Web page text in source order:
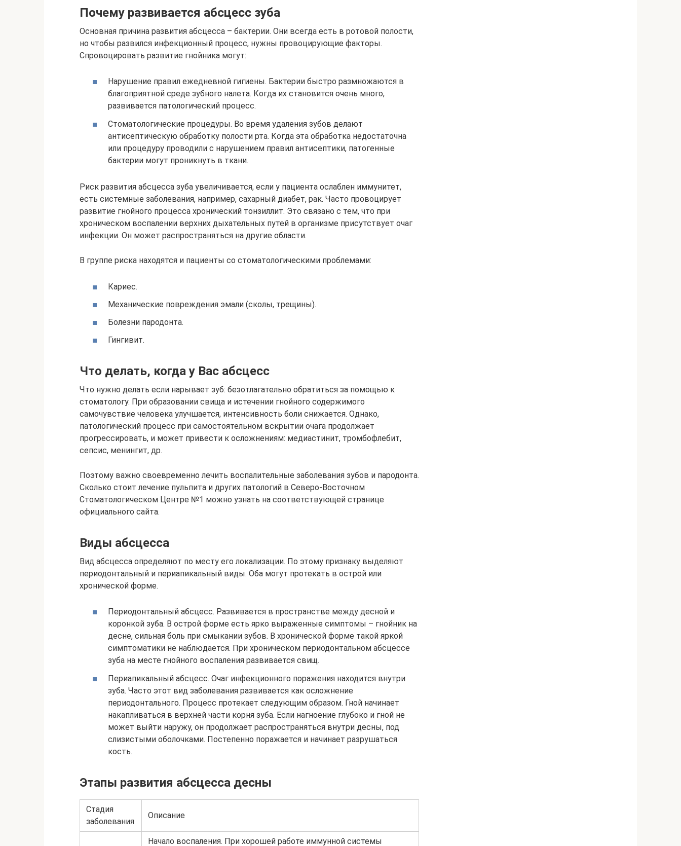
Почему развивается абсцесс зуба
Основная причина развития абсцесса – бактерии. Они всегда есть в ротовой полости,
но чтобы развился инфекционный процесс, нужны провоцирующие факторы.
Спровоцировать развитие гнойника могут:
Нарушение правил ежедневной гигиены. Бактерии быстро размножаются в
благоприятной среде зубного налета. Когда их становится очень много,
развивается патологический процесс.
Стоматологические процедуры. Во время удаления зубов делают
антисептическую обработку полости рта. Когда эта обработка недостаточна
или процедуру проводили с нарушением правил антисептики, патогенные
бактерии могут проникнуть в ткани.
Риск развития абсцесса зуба увеличивается, если у пациента ослаблен иммунитет,
есть системные заболевания, например, сахарный диабет, рак. Часто провоцирует
развитие гнойного процесса хронический тонзиллит. Это связано с тем, что при
хроническом воспалении верхних дыхательных путей в организме присутствует очаг
инфекции. Он может распространяться на другие области.
В группе риска находятся и пациенты со стоматологическими проблемами:
Кариес.
Механические повреждения эмали (сколы, трещины).
Болезни пародонта.
Гингивит.
Что делать, когда у Вас абсцесс
Что нужно делать если нарывает зуб: безотлагательно обратиться за помощью к
стоматологу. При образовании свища и истечении гнойного содержимого
самочувствие человека улучшается, интенсивность боли снижается. Однако,
патологический процесс при самостоятельном вскрытии очага продолжает
прогрессировать, и может привести к осложнениям: медиастинит, тромбофлебит,
сепсис, менингит, др.
Поэтому важно своевременно лечить воспалительные заболевания зубов и пародонта.
Сколько стоит лечение пульпита и других патологий в Северо-Восточном
Стоматологическом Центре №1 можно узнать на соответствующей странице
официального сайта.
Виды абсцесса
Вид абсцесса определяют по месту его локализации. По этому признаку выделяют
периодонтальный и периапикальный виды. Оба могут протекать в острой или
хронической форме.
Периодонтальный абсцесс. Развивается в пространстве между десной и
коронкой зуба. В острой форме есть ярко выраженные симптомы – гнойник на
десне, сильная боль при смыкании зубов. В хронической форме такой яркой
симптоматики не наблюдается. При хроническом периодонтальном абсцессе
зуба на месте гнойного воспаления развивается свищ.
Периапикальный абсцесс. Очаг инфекционного поражения находится внутри
зуба. Часто этот вид заболевания развивается как осложнение
периодонтального. Процесс протекает следующим образом. Гной начинает
накапливаться в верхней части корня зуба. Если нагноение глубоко и гной не
может выйти наружу, он продолжает распространяться внутри десны, под
слизистыми оболочками. Постепенно поражается и начинает разрушаться
кость.
Этапы развития абсцесса десны
Стадия
заболевания
Описание
Начало воспаления. При хорошей работе иммунной системы